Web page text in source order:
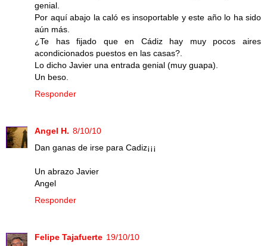
genial.
Por aquí abajo la caló es insoportable y este año lo ha sido
aún más.
¿Te has fijado que en Cádiz hay muy pocos aires
acondicionados puestos en las casas?.
Lo dicho Javier una entrada genial (muy guapa).
Un beso.
Responder
Angel H. 8/10/10
Dan ganas de irse para Cadiz¡¡¡
Un abrazo Javier
Angel
Responder
Felipe Tajafuerte 19/10/10